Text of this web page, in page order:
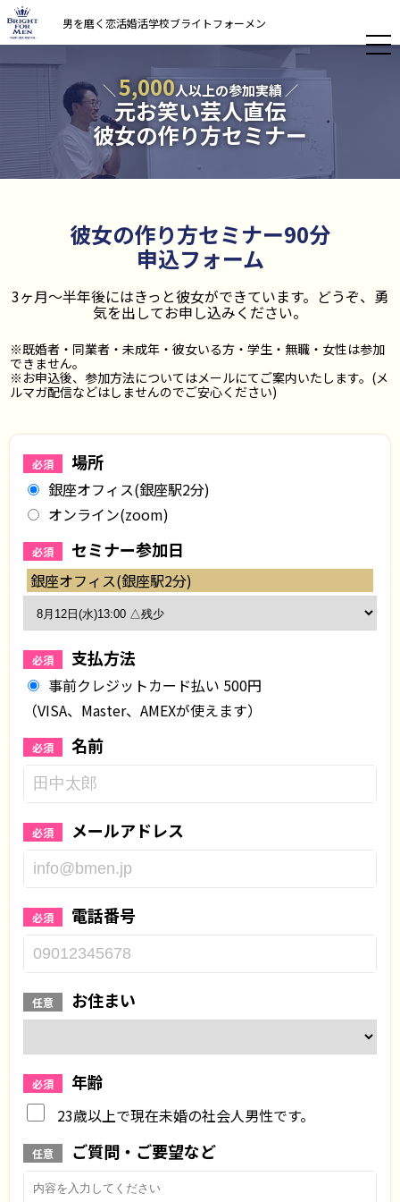
男を磨く恋活婚活学校ブライトフォーメン
＼ 5,000人以上の参加実績 ／
元お笑い芸人直伝
彼女の作り方セミナー
彼女の作り方セミナー90分
申込フォーム
3ヶ月〜半年後にはきっと彼女ができています。どうぞ、勇
気を出してお申し込みください。
※既婚者・同業者・未成年・彼女いる方・学生・無職・女性は参加
できません。
※お申込後、参加方法についてはメールにてご案内いたします。(メ
ルマガ配信などはしませんのでご安心ください)
必須 場所
銀座オフィス(銀座駅2分)
オンライン(zoom)
必須 セミナー参加日
銀座オフィス(銀座駅2分)
必須 支払方法
事前クレジットカード払い 500円
（VISA、Master、AMEXが使えます）
必須 名前
必須 メールアドレス
必須 電話番号
任意 お住まい
必須 年齢
23歳以上で現在未婚の社会人男性です。
任意 ご質問・ご要望など